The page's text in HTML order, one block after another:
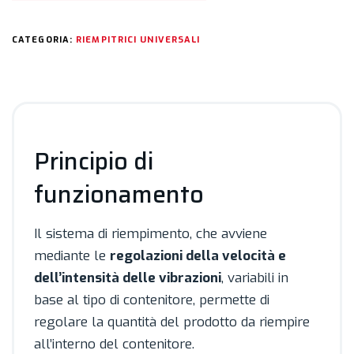
CATEGORIA: RIEMPITRICI UNIVERSALI
Principio di
funzionamento
Il sistema di riempimento, che avviene
mediante le regolazioni della velocità e
dell’intensità delle vibrazioni, variabili in
base al tipo di contenitore, permette di
regolare la quantità del prodotto da riempire
all’interno del contenitore.